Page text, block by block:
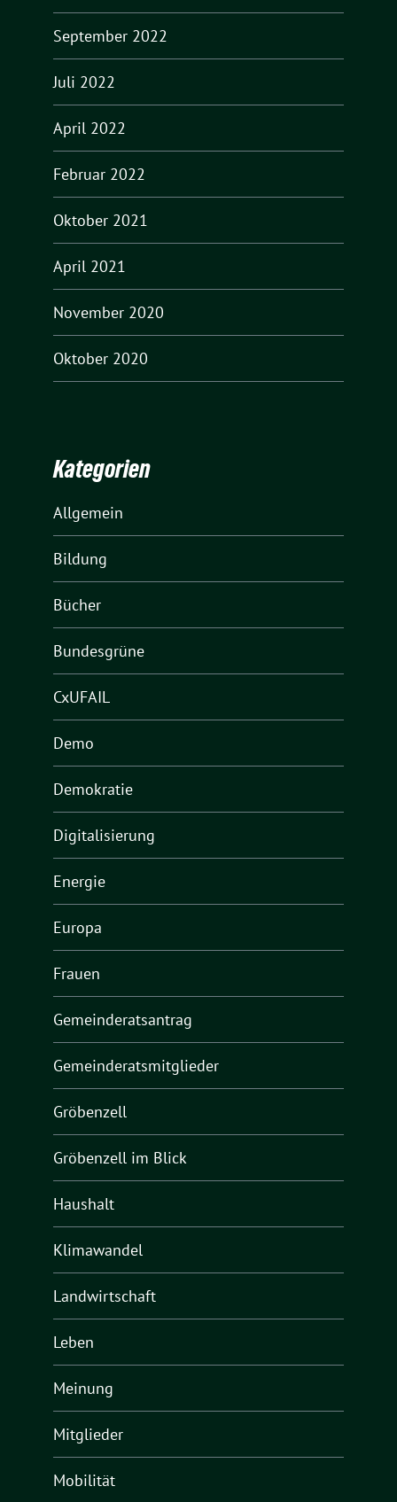
September 2022
Juli 2022
April 2022
Februar 2022
Oktober 2021
April 2021
November 2020
Oktober 2020
Kategorien
Allgemein
Bildung
Bücher
Bundesgrüne
CxUFAIL
Demo
Demokratie
Digitalisierung
Energie
Europa
Frauen
Gemeinderatsantrag
Gemeinderatsmitglieder
Gröbenzell
Gröbenzell im Blick
Haushalt
Klimawandel
Landwirtschaft
Leben
Meinung
Mitglieder
Mobilität